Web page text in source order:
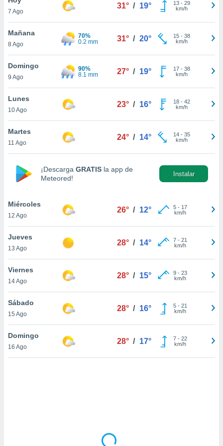
en
más
nuestra
de
aceptar
de
sitio
En
sean
el sitio
ni para
o
7 Ago
31° / 19° 13- 29
km/h
Mañana
8 Ago
70%
0.2 mm
31° / 20° 15- 38
km/h
Domingo
9 Ago
90%
8.1 mm
27° / 19° 17- 38
km/h
Lunes
10 Ago
23° / 16° 18- 42
km/h
Martes
11 Ago
24° / 14° 14- 35
km/h
¡Descarga GRATIS la app de
Meteored!
Instalar
Miércoles
12 Ago
26° / 12° 5- 17
km/h
Jueves
13 Ago
28° / 14° 7- 21
km/h
Viernes
14 Ago
28° / 15° 9- 23
km/h
Sábado
15 Ago
28° / 16° 5- 21
km/h
Domingo
16 Ago
28° / 17° 7- 22
km/h